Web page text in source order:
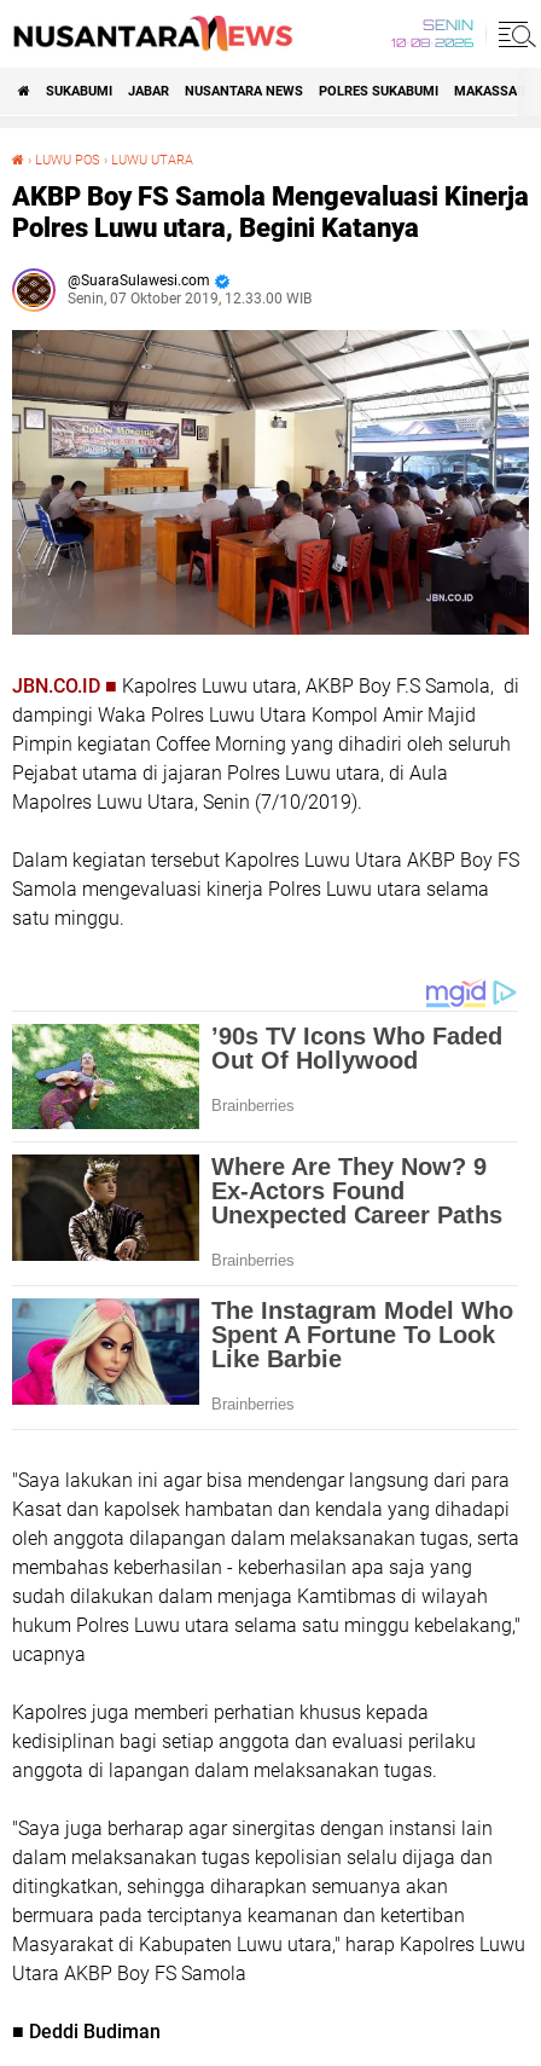
SENIN
10•08•2026
SUKABUMI JABAR NUSANTARA NEWS POLRES SUKABUMI MAKASSAR
› LUWU POS › LUWU UTARA
AKBP Boy FS Samola Mengevaluasi Kinerja
Polres Luwu utara, Begini Katanya
SuaraSulawesi.com
Senin, 07 Oktober 2019, 12.33.00 WIB
JBN.CO.ID ■ Kapolres Luwu utara, AKBP Boy F.S Samola, di
dampingi Waka Polres Luwu Utara Kompol Amir Majid
Pimpin kegiatan Coffee Morning yang dihadiri oleh seluruh
Pejabat utama di jajaran Polres Luwu utara, di Aula
Mapolres Luwu Utara, Senin (7/10/2019).
Dalam kegiatan tersebut Kapolres Luwu Utara AKBP Boy FS
Samola mengevaluasi kinerja Polres Luwu utara selama
satu minggu.
"Saya lakukan ini agar bisa mendengar langsung dari para
Kasat dan kapolsek hambatan dan kendala yang dihadapi
oleh anggota dilapangan dalam melaksanakan tugas, serta
membahas keberhasilan - keberhasilan apa saja yang
sudah dilakukan dalam menjaga Kamtibmas di wilayah
hukum Polres Luwu utara selama satu minggu kebelakang,"
ucapnya
Kapolres juga memberi perhatian khusus kepada
kedisiplinan bagi setiap anggota dan evaluasi perilaku
anggota di lapangan dalam melaksanakan tugas.
"Saya juga berharap agar sinergitas dengan instansi lain
dalam melaksanakan tugas kepolisian selalu dijaga dan
ditingkatkan, sehingga diharapkan semuanya akan
bermuara pada terciptanya keamanan dan ketertiban
Masyarakat di Kabupaten Luwu utara," harap Kapolres Luwu
Utara AKBP Boy FS Samola
■ Deddi Budiman